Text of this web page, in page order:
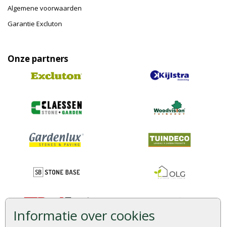
Informatie over cookies
Algemene voorwaarden
Garantie Excluton
Onze partners